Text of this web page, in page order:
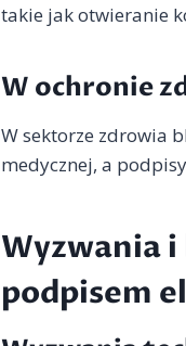
takie jak otwieranie
W ochronie
W sektorze zdrowia
medycznej, a
Wyzwania
podpisem